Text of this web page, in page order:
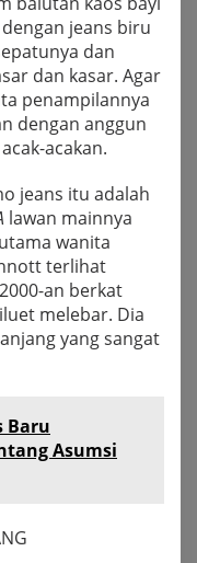
jeans biru
dan
dan kasar. Agar
penampilannya
dengan anggun
acakan.
jeans itu adalah
lawan mainnya
wanita
terlihat
an berkat
melebar. Dia
yang sangat
Baru
Asumsi